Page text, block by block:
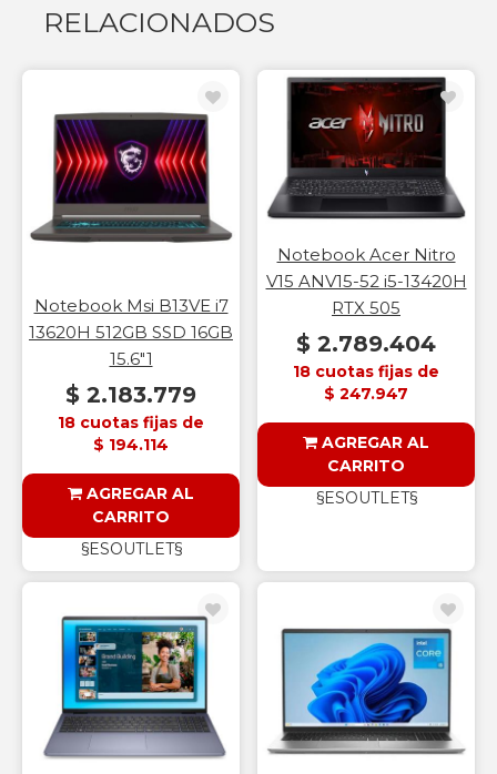
RELACIONADOS
Notebook Msi B13VE i7
13620H 512GB SSD 16GB
15.6"1
$ 2.183.779
18 cuotas fijas de
$ 194.114
AGREGAR AL
CARRITO
§ESOUTLET§
Notebook Acer Nitro
V15 ANV15-52 i5-13420H
RTX 505
$ 2.789.404
18 cuotas fijas de
$ 247.947
AGREGAR AL
CARRITO
§ESOUTLET§